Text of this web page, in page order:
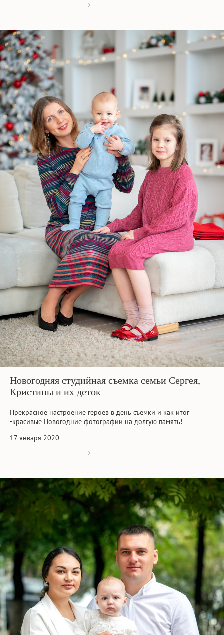
Новогодняя студийная съемка семьи Сергея,
Кристины и их деток
Прекрасное настроение героев в день съемки и как итог
-красивые Новогодние фотографии на долгую память!
17 января 2020